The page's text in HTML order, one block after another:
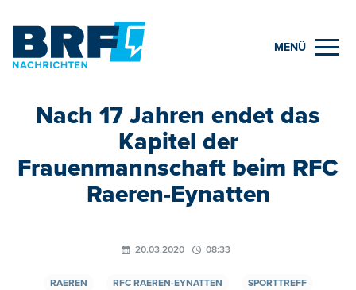
MENÜ
Nach 17 Jahren endet das
Kapitel der
Frauenmannschaft beim RFC
Raeren-Eynatten
20.03.2020 08:33
RAEREN RFC RAEREN-EYNATTEN SPORTTREFF